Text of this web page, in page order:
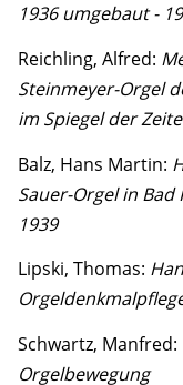
1936 umgebaut -
Reichling, Alfred:
Steinmeyer-Orgel
im Spiegel der
Balz, Hans Martin:
Sauer-Orgel in
1939
Lipski, Thomas:
Schwartz, Manfred:
Orgelbewegung